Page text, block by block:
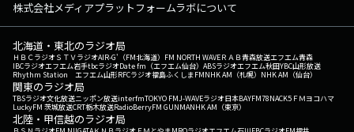
株式会社メディアプラットフォームラボについて
北海道・東北のラジオ局
ＨＢＣラジオＳＴＶラジオAIR-G'（FM北海道） FM NORTH WAVEＲＡＢ青森放送エフエム青森
IBCラジオエフエム岩手tbcラジオDate fm（エフエム仙台） ABSラジオエフエム秋田YBC山形放送
Rhythm Station エフエム山形RFCラジオ福島ふくしまFMNHK AM（札幌） NHK AM（仙台）
関東のラジオ局
TBSラジオ文化放送ニッポン放送interfmTOKYO FMJ-WAVEラジオ日本BAYFM78NACK5 ＦＭヨコハマ
LuckyFM 茨城放送CRT栃木放送RadioBerryFM GUNMANHK AM（東京）
北陸・甲信越のラジオ局